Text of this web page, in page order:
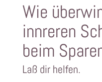
Wie
innreren
beim
Laß dir helfen.